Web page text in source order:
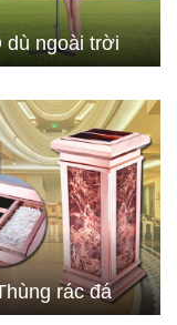
dù ngoài trời
rác đá